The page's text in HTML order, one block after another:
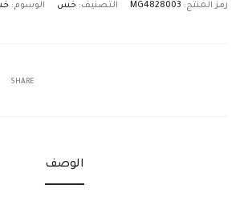
رمز المنتج: MG4828003 التصنيف: خس الوسوم:
SHARE
الوصف